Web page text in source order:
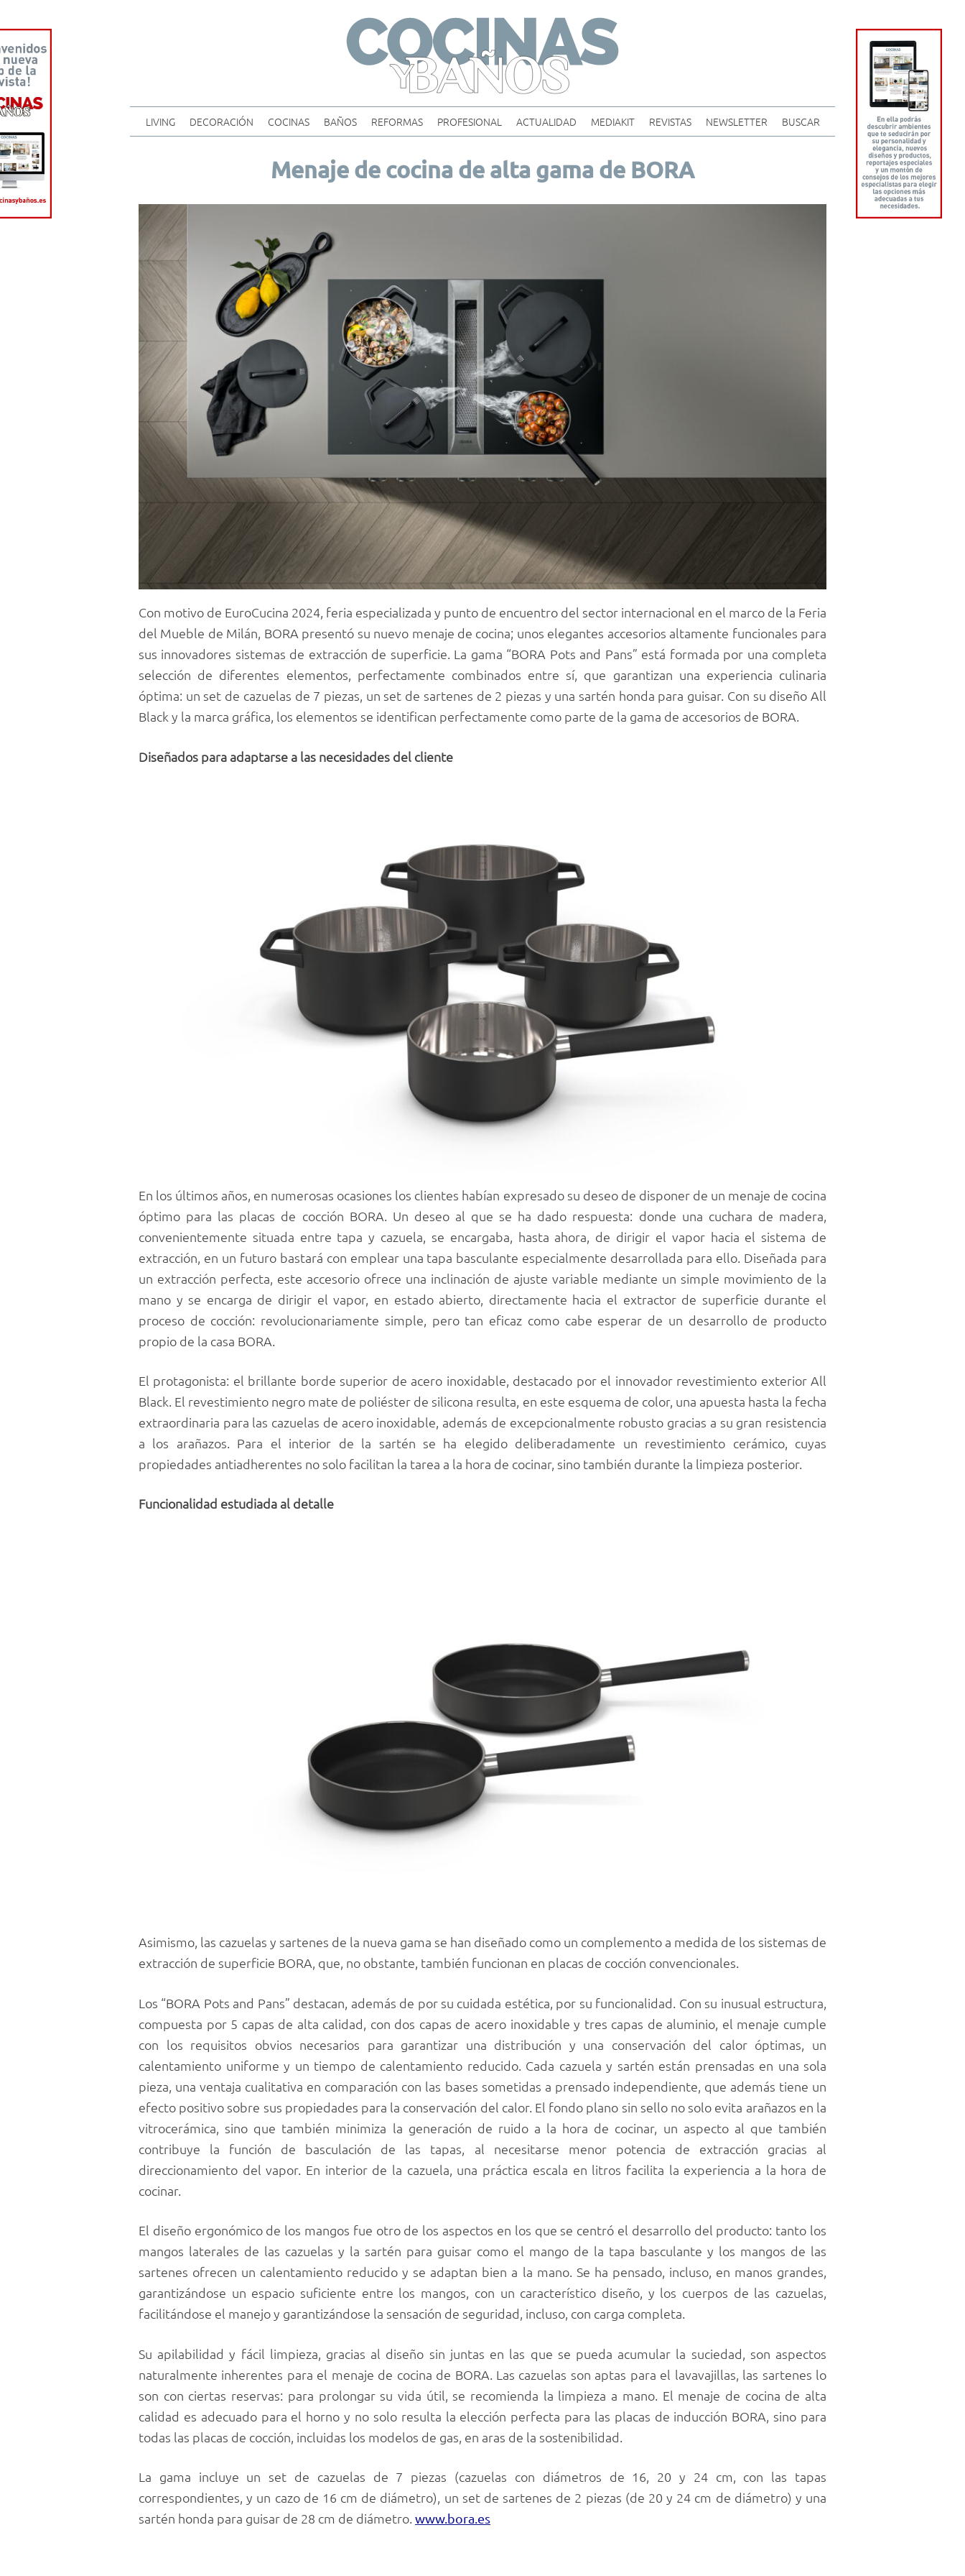
content
LIVING DECORACIÓN COCINAS BAÑOS REFORMAS PROFESIONAL ACTUALIDAD MEDIAKIT REVISTAS NEWSLETTER BUSCAR
Menaje de cocina de alta gama de BORA
Con motivo de EuroCucina 2024, feria especializada y punto de encuentro del sector internacional en el marco de la Feria
del Mueble de Milán, BORA presentó su nuevo menaje de cocina; unos elegantes accesorios altamente funcionales para
sus innovadores sistemas de extracción de superficie. La gama “BORA Pots and Pans” está formada por una completa
selección de diferentes elementos, perfectamente combinados entre sí, que garantizan una experiencia culinaria
óptima: un set de cazuelas de 7 piezas, un set de sartenes de 2 piezas y una sartén honda para guisar. Con su diseño All
Black y la marca gráfica, los elementos se identifican perfectamente como parte de la gama de accesorios de BORA.
Diseñados para adaptarse a las necesidades del cliente
En los últimos años, en numerosas ocasiones los clientes habían expresado su deseo de disponer de un menaje de cocina
óptimo para las placas de cocción BORA. Un deseo al que se ha dado respuesta: donde una cuchara de madera,
convenientemente situada entre tapa y cazuela, se encargaba, hasta ahora, de dirigir el vapor hacia el sistema de
extracción, en un futuro bastará con emplear una tapa basculante especialmente desarrollada para ello. Diseñada para
un extracción perfecta, este accesorio ofrece una inclinación de ajuste variable mediante un simple movimiento de la
mano y se encarga de dirigir el vapor, en estado abierto, directamente hacia el extractor de superficie durante el
proceso de cocción: revolucionariamente simple, pero tan eficaz como cabe esperar de un desarrollo de producto
propio de la casa BORA.
El protagonista: el brillante borde superior de acero inoxidable, destacado por el innovador revestimiento exterior All
Black. El revestimiento negro mate de poliéster de silicona resulta, en este esquema de color, una apuesta hasta la fecha
extraordinaria para las cazuelas de acero inoxidable, además de excepcionalmente robusto gracias a su gran resistencia
a los arañazos. Para el interior de la sartén se ha elegido deliberadamente un revestimiento cerámico, cuyas
propiedades antiadherentes no solo facilitan la tarea a la hora de cocinar, sino también durante la limpieza posterior.
Funcionalidad estudiada al detalle
Asimismo, las cazuelas y sartenes de la nueva gama se han diseñado como un complemento a medida de los sistemas de
extracción de superficie BORA, que, no obstante, también funcionan en placas de cocción convencionales.
Los “BORA Pots and Pans” destacan, además de por su cuidada estética, por su funcionalidad. Con su inusual estructura,
compuesta por 5 capas de alta calidad, con dos capas de acero inoxidable y tres capas de aluminio, el menaje cumple
con los requisitos obvios necesarios para garantizar una distribución y una conservación del calor óptimas, un
calentamiento uniforme y un tiempo de calentamiento reducido. Cada cazuela y sartén están prensadas en una sola
pieza, una ventaja cualitativa en comparación con las bases sometidas a prensado independiente, que además tiene un
efecto positivo sobre sus propiedades para la conservación del calor. El fondo plano sin sello no solo evita arañazos en la
vitrocerámica, sino que también minimiza la generación de ruido a la hora de cocinar, un aspecto al que también
contribuye la función de basculación de las tapas, al necesitarse menor potencia de extracción gracias al
direccionamiento del vapor. En interior de la cazuela, una práctica escala en litros facilita la experiencia a la hora de
cocinar.
El diseño ergonómico de los mangos fue otro de los aspectos en los que se centró el desarrollo del producto: tanto los
mangos laterales de las cazuelas y la sartén para guisar como el mango de la tapa basculante y los mangos de las
sartenes ofrecen un calentamiento reducido y se adaptan bien a la mano. Se ha pensado, incluso, en manos grandes,
garantizándose un espacio suficiente entre los mangos, con un característico diseño, y los cuerpos de las cazuelas,
facilitándose el manejo y garantizándose la sensación de seguridad, incluso, con carga completa.
Su apilabilidad y fácil limpieza, gracias al diseño sin juntas en las que se pueda acumular la suciedad, son aspectos
naturalmente inherentes para el menaje de cocina de BORA. Las cazuelas son aptas para el lavavajillas, las sartenes lo
son con ciertas reservas: para prolongar su vida útil, se recomienda la limpieza a mano. El menaje de cocina de alta
calidad es adecuado para el horno y no solo resulta la elección perfecta para las placas de inducción BORA, sino para
todas las placas de cocción, incluidas los modelos de gas, en aras de la sostenibilidad.
La gama incluye un set de cazuelas de 7 piezas (cazuelas con diámetros de 16, 20 y 24 cm, con las tapas
correspondientes, y un cazo de 16 cm de diámetro), un set de sartenes de 2 piezas (de 20 y 24 cm de diámetro) y una
sartén honda para guisar de 28 cm de diámetro. www.bora.es